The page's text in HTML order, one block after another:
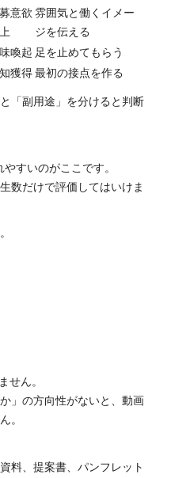
意欲 雰囲気と働くイメー
ジを伝える
喚起 足を止めてもらう
獲得最初の接点を作る
「副用途」を分けると判断
すいのがここです。
数だけで評価してはいけま
せん。
」の方向性がないと、動画
。
料、提案書、パンフレット